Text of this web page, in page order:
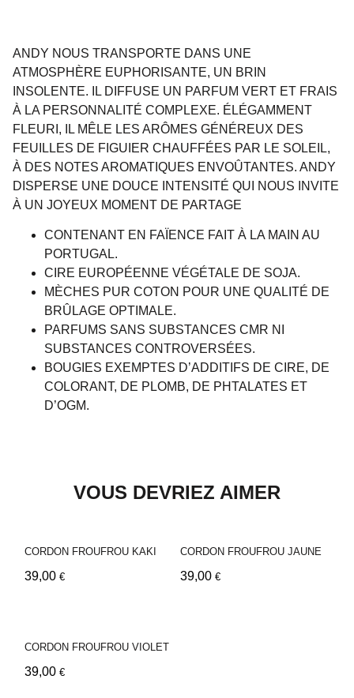
ANDY NOUS TRANSPORTE DANS UNE
ATMOSPHÈRE EUPHORISANTE, UN BRIN
INSOLENTE. IL DIFFUSE UN PARFUM VERT ET FRAIS
À LA PERSONNALITÉ COMPLEXE. ÉLÉGAMMENT
FLEURI, IL MÊLE LES ARÔMES GÉNÉREUX DES
FEUILLES DE FIGUIER CHAUFFÉES PAR LE SOLEIL,
À DES NOTES AROMATIQUES ENVOÛTANTES. ANDY
DISPERSE UNE DOUCE INTENSITÉ QUI NOUS INVITE
À UN JOYEUX MOMENT DE PARTAGE
CONTENANT EN FAÏENCE FAIT À LA MAIN AU
PORTUGAL.
CIRE EUROPÉENNE VÉGÉTALE DE SOJA.
MÈCHES PUR COTON POUR UNE QUALITÉ DE
BRÛLAGE OPTIMALE.
PARFUMS SANS SUBSTANCES CMR NI
SUBSTANCES CONTROVERSÉES.
BOUGIES EXEMPTES D’ADDITIFS DE CIRE, DE
COLORANT, DE PLOMB, DE PHTALATES ET
D’OGM.
VOUS DEVRIEZ AIMER
CORDON FROUFROU KAKI
39,00 €
CORDON FROUFROU JAUNE
39,00 €
CORDON FROUFROU VIOLET
39,00 €